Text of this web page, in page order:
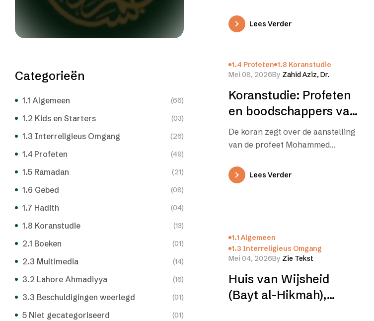
Lees Verder
1.4 Profeten 1.8 Koranstudie
Mei 08, 2026By Zahid Aziz, Dr.
Koranstudie: Profeten
en boodschappers van
Allah – Zoe-l-Kifl – 2
De koran zegt over de aanstelling
van de profeet Mohammed
gebruikt wordt voor het doen…
Lees Verder
1.1 Algemeen
1.3 Interreligieus Omgang
Mei 04, 2026By Zie Tekst
Huis van Wijsheid
(Bayt al-Hikmah),
Categorieën
1.1 Algemeen (66)
1.2 Kids en Starters (03)
1.3 Interreligieus Omgang (26)
1.4 Profeten (49)
1.5 Ramadan (21)
1.6 Gebed (08)
1.7 Hadith (04)
1.8 Koranstudie (13)
2.1 Boeken (01)
2.3 Multimedia (14)
3.2 Lahore Ahmadiyya (16)
3.3 Beschuldigingen weerlegd (01)
5 Niet gecategoriseerd (01)